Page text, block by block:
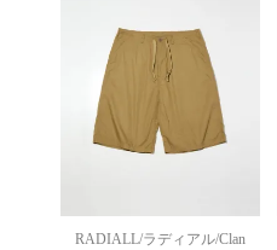
RADIALL/ラディアル/Clan